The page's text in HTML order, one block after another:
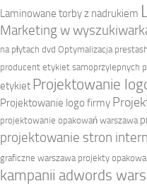
Laminowane torby z nadrukiem
Marketing w
na płytach dvd Optymalizacja
producent etykiet samoprzylepnych
etykiet Projektowanie
Projektowanie logo firmy
projektowanie opakowań warszawa
projektowanie stron
graficzne warszawa projekty
kampanii adwords